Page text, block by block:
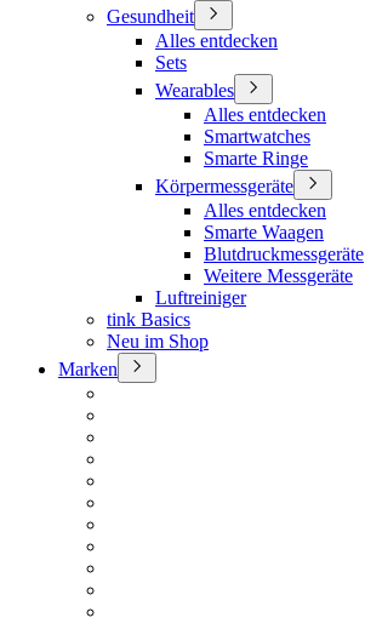
Gesundheit
Alles entdecken
Sets
Wearables
Alles entdecken
Smartwatches
Smarte Ringe
Körpermessgeräte
Alles entdecken
Smarte Waagen
Blutdruckmessgeräte
Weitere Messgeräte
Luftreiniger
tink Basics
Neu im Shop
Marken